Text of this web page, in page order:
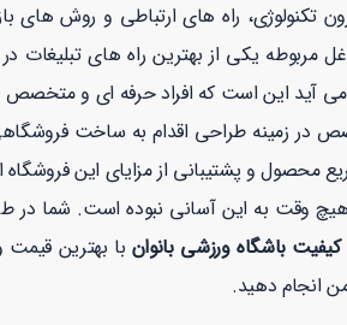
تکنولوژی، راه های ارتباطی و روش
مربوطه یکی از بهترین راه های
آید این است که افراد حرفه ای و متخصص
زمینه طراحی اقدام به ساخت
محصول و پشتیبانی از مزایای این
هیچ وقت به این آسانی نبوده است. شما در
کیفیت باشگاه ورزشی بانوان
انجام دهید.